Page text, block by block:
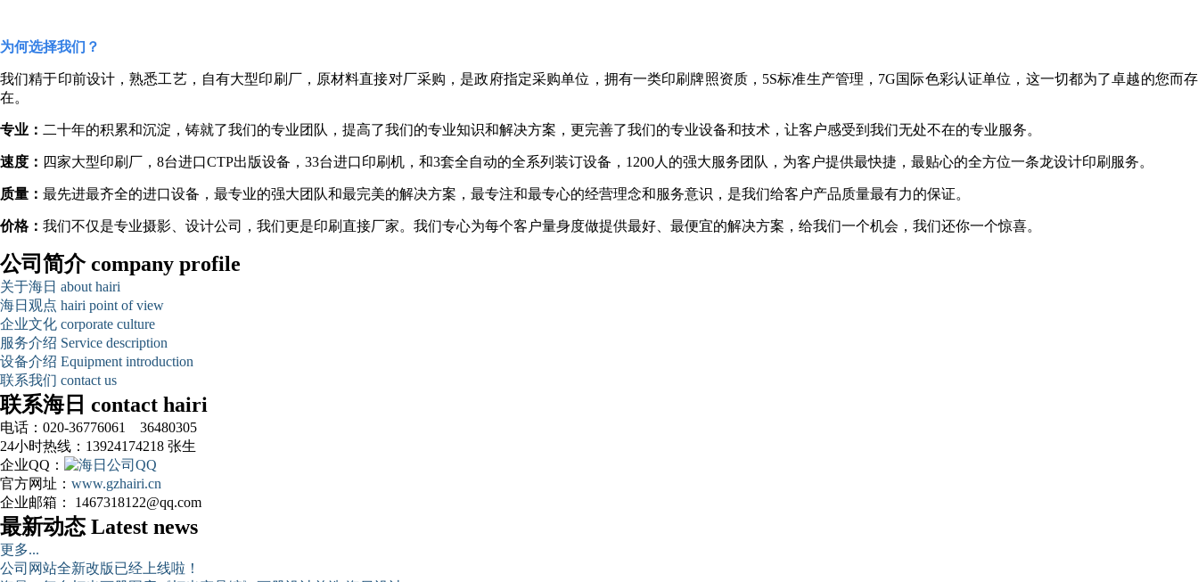
为何选择我们？
我们精于印前设计，熟悉工艺，自有大型印刷厂，原材料直接对厂采购，是政府指定采购单位，拥有一类印刷牌照资质，5S标准生产管理，7G国际色彩认证单位，这一切都为了卓越的您而存
在。
专业： 二十年的积累和沉淀，铸就了我们的专业团队，提高了我们的专业知识和解决方案，更完善了我们的专业设备和技术，让客户感受到我们无处不在的专业服务。
速度： 四家大型印刷厂，8台进口CTP出版设备，33台进口印刷机，和3套全自动的全系列装订设备，1200人的强大服务团队，为客户提供最快捷，最贴心的全方位一条龙设计印刷服务。
质量： 最先进最齐全的进口设备，最专业的强大团队和最完美的解决方案，最专注和最专心的经营理念和服务意识，是我们给客户产品质量最有力的保证。
价格： 我们不仅是专业摄影、设计公司，我们更是印刷直接厂家。我们专心为每个客户量身度做提供最好、最便宜的解决方案，给我们一个机会，我们还你一个惊喜。
公司简介 company profile
关于海日 about hairi
海日观点 hairi point of view
企业文化 corporate culture
服务介绍 Service description
设备介绍 Equipment introduction
联系我们 contact us
联系海日 contact hairi
电话：020-36776061 36480305
24小时热线：13924174218 张生
企业QQ：
官方网址： www.gzhairi.cn
企业邮箱： 1467318122@qq.com
最新动态 Latest news
更多...
公司网站全新改版已经上线啦！